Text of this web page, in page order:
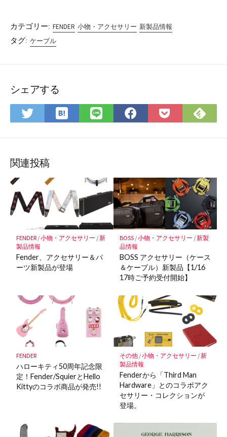
カテゴリー: FENDER 小物・アクセサリー 新製品情報
タグ: ケーブル
シェアする
Twitter
で
ア
は
て
ー
ク
に
保
存
LINE
で
Facebook
で
Pocket
に
で
関連投稿
FENDER/小物・アクセサリー /新
製品情報
Fender、アクセサリー＆パ
ーツ新製品が登場
BOSS/小物・アクセサリー /新製
品情報
BOSS アクセサリー（ケース
＆ケーブル）新製品【1/16
17時ご予約受付開始】
FENDER
ハローキティ50周年記念限
定！Fender/SquierとHello
Kittyのコラボ商品が発売!!
その他/小物・アクセサリー /新
製品情報
Fenderから「Third Man
Hardware」とのコラボアク
セサリー・コレクションが
登場。